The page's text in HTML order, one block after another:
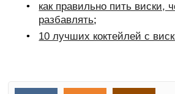
как правильно пить виски,
разбавлять;
10 лучших коктейлей с